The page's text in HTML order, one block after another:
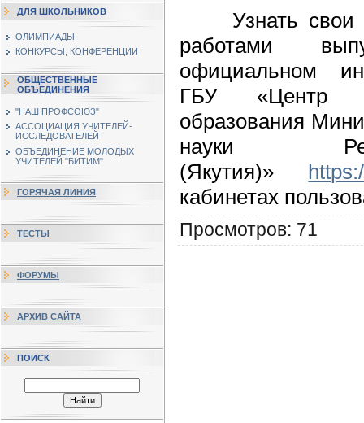
ДЛЯ ШКОЛЬНИКОВ
ОЛИМПИАДЫ
КОНКУРСЫ, КОНФЕРЕНЦИИ
ОБЩЕСТВЕННЫЕ
ОБЪЕДИНЕНИЯ
"НАШ ПРОФСОЮЗ"
АССОЦИАЦИЯ УЧИТЕЛЕЙ-
ИССЛЕДОВАТЕЛЕЙ
ОБЪЕДИНЕНИЕ МОЛОДЫХ
УЧИТЕЛЕЙ "БИТИМ"
ГОРЯЧАЯ ЛИНИЯ
ТЕСТЫ
ФОРУМЫ
АРХИВ САЙТА
ПОИСК
Узнать свои
работами
официальном
ГБУ «Центр
образования
науки
(Якутия)»
кабинетах
Просмотров: 71